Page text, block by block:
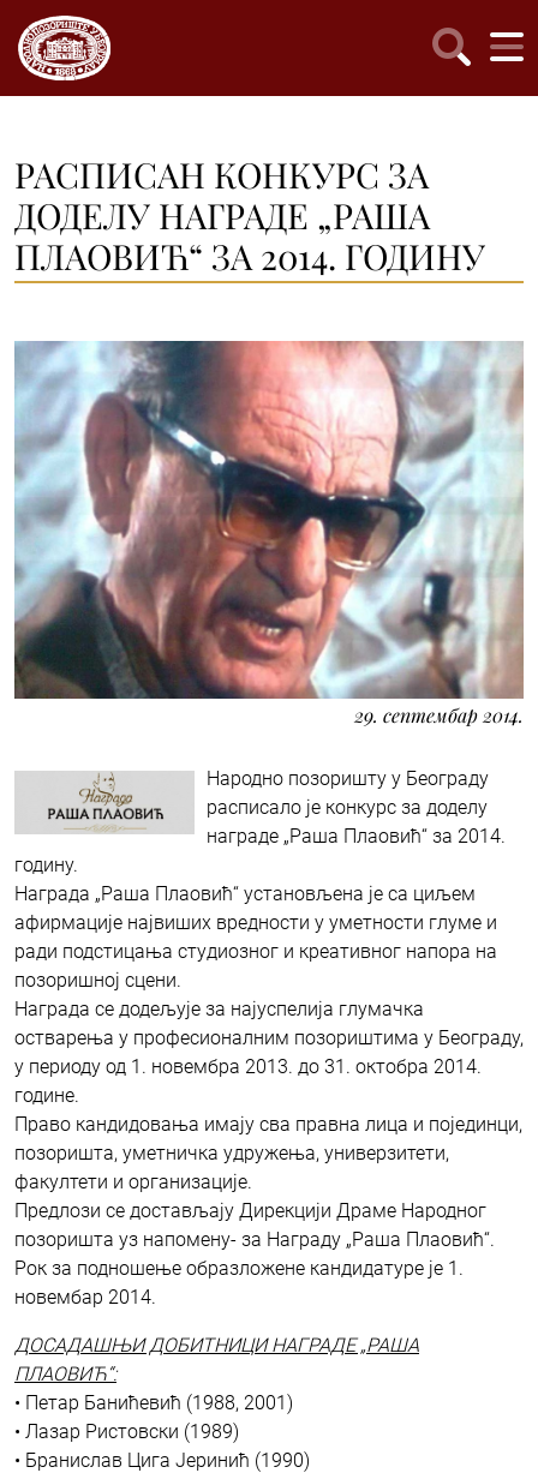
РАСПИСАН КОНКУРС ЗА
ДОДЕЛУ НАГРАДЕ „РАША
ПЛАОВИЋ“ ЗА 2014. ГОДИНУ
29. септембар 2014.
Народно позоришту у Београду
расписало је конкурс за доделу
награде „Раша Плаовић“ за 2014.
годину.
Награда „Раша Плаовић“ установљена је са циљем
афирмације највиших вредности у уметности глуме и
ради подстицања студиозног и креативног напора на
позоришној сцени.
Награда се додељује за најуспелија глумачка
остварења у професионалним позориштима у Београду,
у периоду од 1. новембра 2013. до 31. октобра 2014.
године.
Право кандидовања имају сва правна лица и појединци,
позоришта, уметничка удружења, универзитети,
факултети и организације.
Предлози се достављају Дирекцији Драме Народног
позоришта уз напомену- за Награду „Раша Плаовић“.
Рок за подношење образложене кандидатуре је 1.
новембар 2014.
ДОСАДАШЊИ ДОБИТНИЦИ НАГРАДЕ „РАША
ПЛАОВИЋ“:
• Петар Банићевић (1988, 2001)
• Лазар Ристовски (1989)
• Бранислав Цига Јеринић (1990)